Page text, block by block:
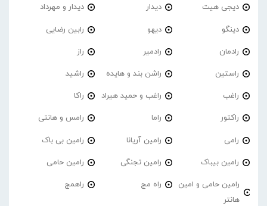
دیجی هیت دیدار دیدار و مهرداد
دینگو دیهو رابین رضایی
رادمان رادمیر راز
راستین راشن بند و هایده راشید
راغب راغب و حمید هیراد راکا
راکتور راما رامس و هانتی
رامی رامین آریانا رامین بی باک
رامین بیباک رامین تجنگی رامین حامی
رامین حامی و امین
هانتر
راه مج راهمج